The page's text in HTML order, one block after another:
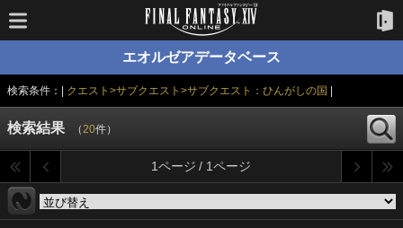
エオルゼアデータベース
検索条件：| クエスト>サブクエスト>サブクエスト：ひんがしの国
検索結果 （20件）
1ページ / 1ページ